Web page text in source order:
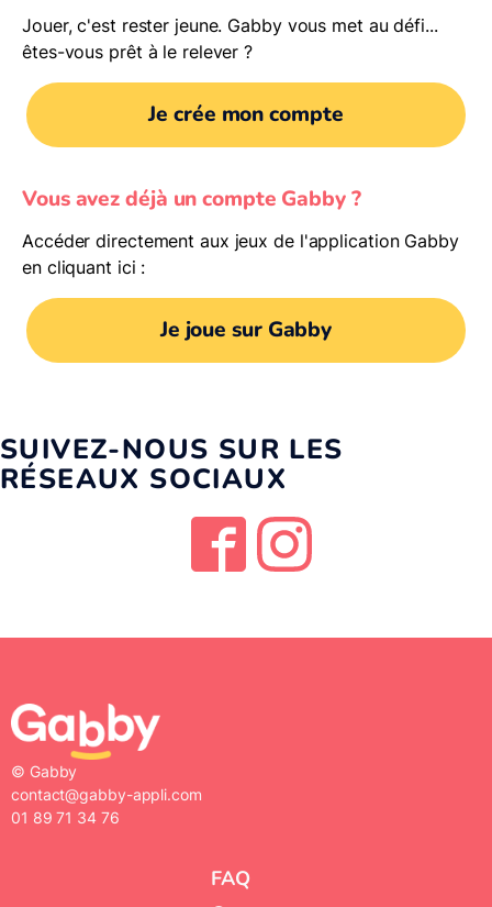
Jouer, c'est rester jeune. Gabby vous met au défi...
êtes-vous prêt à le relever ?
Je crée mon compte
Vous avez déjà un compte Gabby ?
Accéder directement aux jeux de l'application Gabby
en cliquant ici :
Je joue sur Gabby
SUIVEZ-NOUS SUR LES
RÉSEAUX SOCIAUX
© Gabby
contact@gabby-appli.com
01 89 71 34 76
FAQ